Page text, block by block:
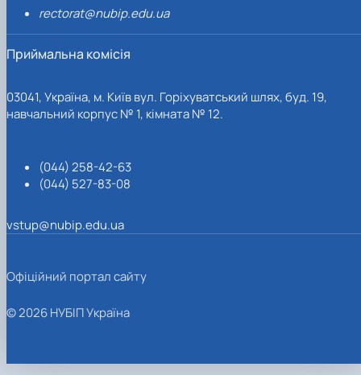
rectorat@nubip.edu.ua
Приймальна комісія
03041, Україна, м. Київ вул. Горіхуватський шлях, буд. 19,
навчальний корпус № 1, кімната № 12.
(044) 258-42-63
(044) 527-83-08
vstup@nubip.edu.ua
Офіційний портал сайту
© 2026 НУБІП Україна